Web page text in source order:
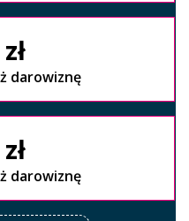
darowiznę
darowiznę